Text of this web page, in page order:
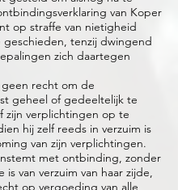
van Koper
op straffe van nietigheid
geschieden, tenzij dwingend
zich daartegen
recht om de
geheel of gedeeltelijk te
zijn verplichtingen op te
hij zelf reeds in verzuim is
van zijn verplichtingen.
met ontbinding, zonder
is van verzuim van haar zijde,
op vergoeding van alle